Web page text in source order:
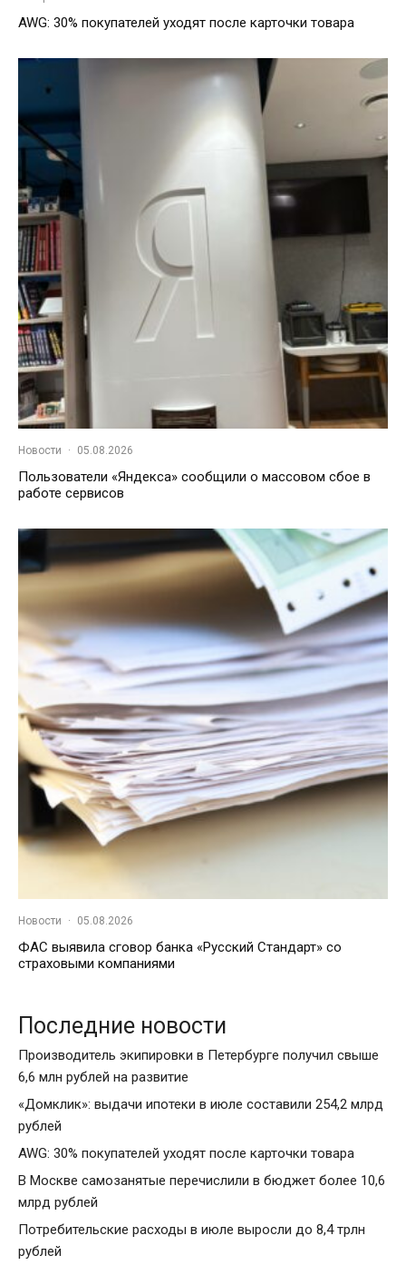
AWG: 30% покупателей уходят после карточки товара
Новости · 05.08.2026
Пользователи «Яндекса» сообщили о массовом сбое в
работе сервисов
Новости · 05.08.2026
ФАС выявила сговор банка «Русский Стандарт» со
страховыми компаниями
Последние новости
Производитель экипировки в Петербурге получил свыше
6,6 млн рублей на развитие
«Домклик»: выдачи ипотеки в июле составили 254,2 млрд
рублей
AWG: 30% покупателей уходят после карточки товара
В Москве самозанятые перечислили в бюджет более 10,6
млрд рублей
Потребительские расходы в июле выросли до 8,4 трлн
рублей